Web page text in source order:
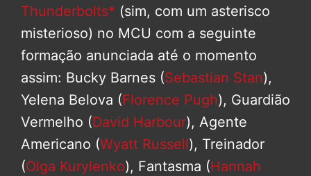
Thunderbolts* (sim, com um asterisco
misterioso) no MCU com a seguinte
formação anunciada até o momento
assim: Bucky Barnes (Sebastian Stan),
Yelena Belova (Florence Pugh), Guardião
Vermelho (David Harbour), Agente
Americano (Wyatt Russell), Treinador
(Olga Kurylenko), Fantasma (Hannah